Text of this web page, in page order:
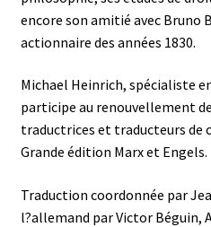
encore son amitié avec Bruno
actionnaire des années 1830.
Michael Heinrich, spécialiste
participe au renouvellement
traductrices et traducteurs de
Grande édition Marx et Engels.
Traduction coordonnée par
l?allemand par Victor Béguin,